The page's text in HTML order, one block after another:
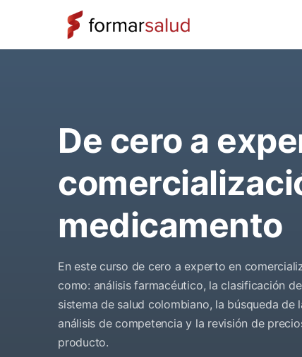
De cero a
medicamento
En este curso de cero a experto en
como: análisis farmacéutico, la clasificación
sistema de salud colombiano, la búsqueda
análisis de competencia y la revisión de
producto.